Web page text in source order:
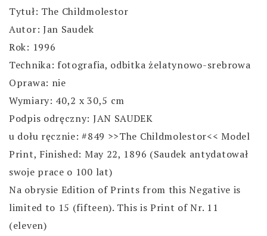
Tytuł: The Childmolestor
Autor: Jan Saudek
Rok: 1996
Technika: fotografia, odbitka żelatynowo-srebrowa
Oprawa: nie
Wymiary: 40,2 x 30,5 cm
Podpis odręczny: JAN SAUDEK
u dołu ręcznie: #849 >>The Childmolestor<< Model
Print, Finished: May 22, 1896 (Saudek antydatował
swoje prace o 100 lat)
Na obrysie Edition of Prints from this Negative is
limited to 15 (fifteen). This is Print of Nr. 11
(eleven)